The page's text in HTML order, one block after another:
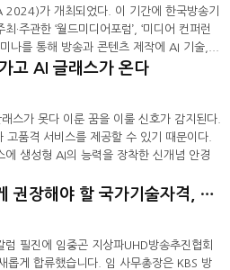
2024)가 개최되었다. 이 기간에 한국방송기
·주관한 ‘월드미디어포럼’, ‘미디어 컨퍼런
나를 통해 방송과 콘텐츠 제작에 AI 기술,...
고 AI 글래스가 온다
스가 못다 이룬 꿈을 이룰 신호가 감지된다.
품격 서비스를 제공할 수 있기 때문이다.
에 생성형 AI의 능력을 장착한 신개념 안경
[칼럼] 방송 엔지니어에게 권장해야 할 국가기술자격, 전기기사
필진에 임중곤 지상파UHD방송추진협회
롭게 합류했습니다. 임 사무총장은 KBS 방